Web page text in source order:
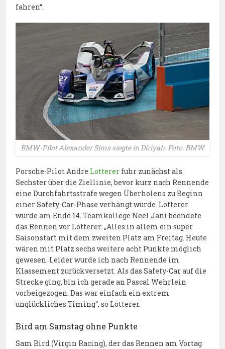
fahren“.
BMW-Pilot Alexander Sims siegte in Diriyah. Foto: BMW
Porsche-Pilot Andre Lotterer fuhr zunächst als
Sechster über die Ziellinie, bevor kurz nach Rennende
eine Durchfahrtsstrafe wegen Überholens zu Beginn
einer Safety-Car-Phase verhängt wurde. Lotterer
wurde am Ende 14. Teamkollege Neel Jani beendete
das Rennen vor Lotterer. „Alles in allem ein super
Saisonstart mit dem zweiten Platz am Freitag. Heute
wären mit Platz sechs weitere acht Punkte möglich
gewesen. Leider wurde ich nach Rennende im
Klassement zurückversetzt. Als das Safety-Car auf die
Strecke ging, bin ich gerade an Pascal Wehrlein
vorbeigezogen. Das war einfach ein extrem
unglückliches Timing“, so Lotterer.
Bird am Samstag ohne Punkte
Sam Bird (Virgin Racing), der das Rennen am Vortag